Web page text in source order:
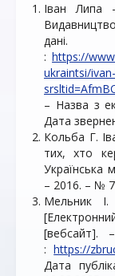
Іван Липа
: https://
ukraintsi/
– Назва з
Дата
Кольба Г.
тих, хто
Українська
– 2016. – №
Мельник
[вебсайт].
:https://
Дата